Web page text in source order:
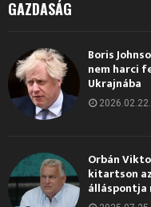
GAZDASÁG
Boris
nem harci
Ukrajnába
2026.02.22.
Orbán
kitartson